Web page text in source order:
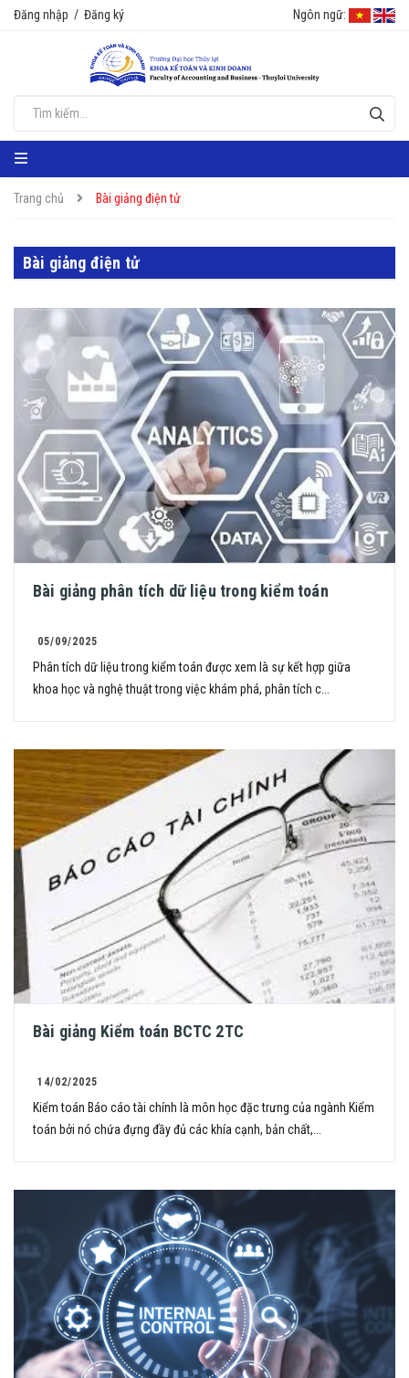
Đăng nhập / Đăng ký Ngôn ngữ:
Trang chủ Bài giảng điện tử
Bài giảng điện tử
Bài giảng phân tích dữ liệu trong kiểm toán
05/09/2025
Phân tích dữ liệu trong kiểm toán được xem là sự kết hợp giữa
khoa học và nghệ thuật trong việc khám phá, phân tích c...
Bài giảng Kiểm toán BCTC 2TC
14/02/2025
Kiểm toán Báo cáo tài chính là môn học đặc trưng của ngành Kiểm
toán bởi nó chứa đựng đầy đủ các khía cạnh, bản chất,...